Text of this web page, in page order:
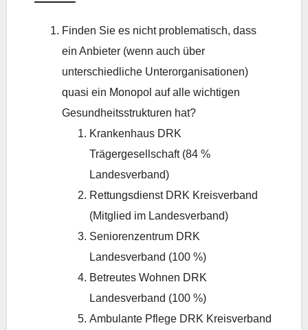
Finden Sie es nicht problematisch, dass
ein Anbieter (wenn auch über
unterschiedliche Unterorganisationen)
quasi ein Monopol auf alle wichtigen
Gesundheitsstrukturen hat?
Krankenhaus DRK
Trägergesellschaft (84 %
Landesverband)
Rettungsdienst DRK Kreisverband
(Mitglied im Landesverband)
Seniorenzentrum DRK
Landesverband (100 %)
Betreutes Wohnen DRK
Landesverband (100 %)
Ambulante Pflege DRK Kreisverband